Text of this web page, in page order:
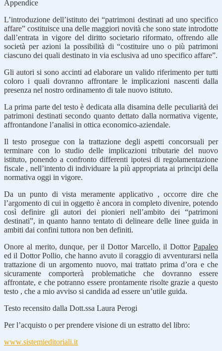
Appendice
L’introduzione dell’istituto dei “patrimoni destinati ad uno specifico
affare” costituisce una delle maggiori novità che sono state introdotte
dall’entrata in vigore del diritto societario riformato, offrendo alle
società per azioni la possibilità di “costituire uno o più patrimoni
ciascuno dei quali destinato in via esclusiva ad uno specifico affare”.
Gli autori si sono accinti ad elaborare un valido riferimento per tutti
coloro i quali dovranno affrontare le implicazioni nascenti dalla
presenza nel nostro ordinamento di tale nuovo istituto.
La prima parte del testo è dedicata alla disamina delle peculiarità dei
patrimoni destinati secondo quanto dettato dalla normativa vigente,
affrontandone l’analisi in ottica economico-aziendale.
Il testo prosegue con la trattazione degli aspetti concorsuali per
terminare con lo studio delle implicazioni tributarie del nuovo
istituto, ponendo a confronto differenti ipotesi di regolamentazione
fiscale , nell’intento di individuare la più appropriata ai principi della
normativa oggi in vigore.
Da un punto di vista meramente applicativo , occorre dire che
l’argomento di cui in oggetto è ancora in completo divenire, potendo
così definire gli autori dei pionieri nell’ambito dei “patrimoni
destinati”, in quanto hanno tentato di delineare delle linee guida in
ambiti dai confini tuttora non ben definiti.
Onore al merito, dunque, per il Dottor Marcello, il Dottor Papaleo
ed il Dottor Pollio, che hanno avuto il coraggio di avventurarsi nella
trattazione di un argomento nuovo, mai trattato prima d’ora e che
sicuramente comporterà problematiche che dovranno essere
affrontate, e che potranno essere prontamente risolte grazie a questo
testo , che a mio avviso si candida ad essere un’utile guida.
Testo recensito dalla Dott.ssa Laura Perogi
Per l’acquisto o per prendere visione di un estratto del libro:
www.sistemieditoriali.it